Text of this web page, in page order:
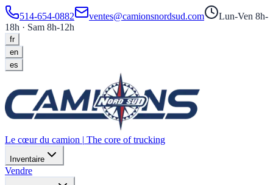
514-654-0882 ventes@camionsnordsud.com
Lun-Ven 8h-
18h · Sam 8h-12h
fr
en
es
Le cœur du camion | The core of trucking
Inventaire
Vendre